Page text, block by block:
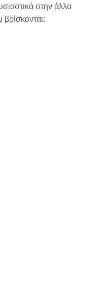
στην άλλα